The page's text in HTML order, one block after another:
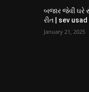
બજાર જેવી ઘરે
રીત | sev
January 21, 2025